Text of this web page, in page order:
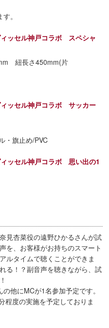
。
ッセル神戸コラボ スペシャ
紐長さ450mm(片
ッセル神戸コラボ サッカー
・旗止め/PVC
ッセル神戸コラボ 思い出の1
見杏菜役の遠野ひかるさんが試
を、お客様がお持ちのスマート
ルタイムで聴くことができま
る！？副音声を聴きながら、試
他にMCが1名参加予定です。
程度の実施を予定しておりま